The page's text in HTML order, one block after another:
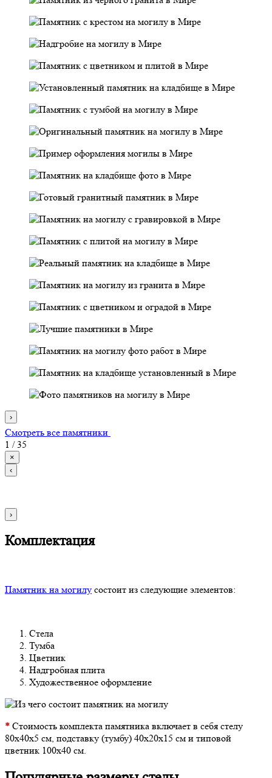
›
Смотреть все памятники
1 / 35
×
‹
›
Комплектация
Памятник на могилу состоит из следующие элементов:
Стела
Тумба
Цветник
Надгробная плита
Художественное оформление
* Стоимость комплекта памятника включает в себя стелу
80х40х5 см, подставку (тумбу) 40х20х15 см и типовой
цветник 100х40 см.